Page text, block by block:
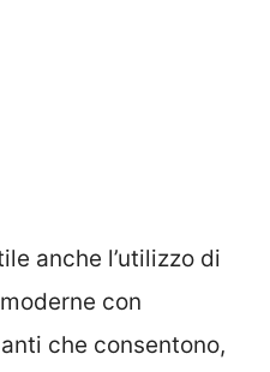
anche l’utilizzo di
con
che consentono,